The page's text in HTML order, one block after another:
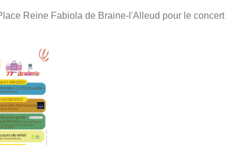
Reine Fabiola de Braine-l'Alleud pour le concert